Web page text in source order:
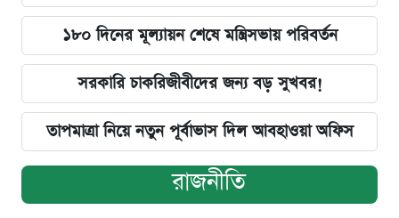
১৮০ দিনের মূল্যায়ন শেষে মন্ত্রিসভায় পরিবর্তন
সরকারি চাকরিজীবীদের জন্য বড় সুখবর!
তাপমাত্রা নিয়ে নতুন পূর্বাভাস দিল আবহাওয়া অফিস
রাজনীতি